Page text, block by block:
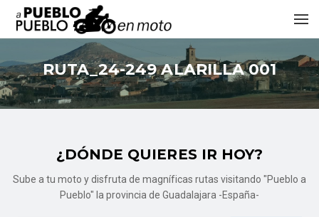
RUTA_24-249 ALARILLA 001
¿DÓNDE QUIERES IR HOY?
Sube a tu moto y disfruta de magníficas rutas visitando "Pueblo a
Pueblo" la provincia de Guadalajara -España-